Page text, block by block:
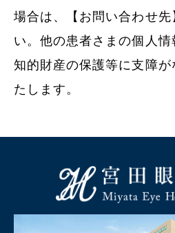
場合は、【お問い合わせ先
い。他の患者さまの個人情
知的財産の保護等に支障
たします。